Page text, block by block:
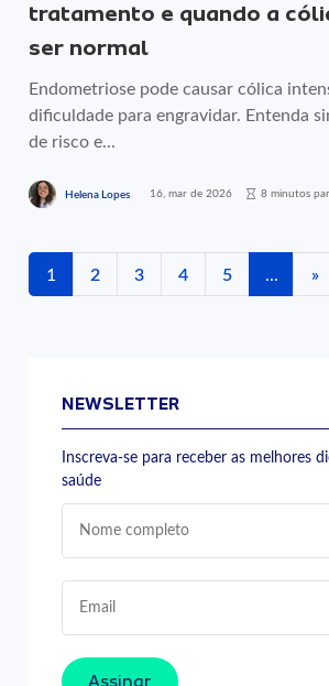
tratamento e quando a
ser normal
Endometriose pode causar cólica
dificuldade para engravidar. Entenda
de risco e...
Helena Lopes 16, mar de 2026 8 minutos
1 2 3 4 5 ... »
NEWSLETTER
Inscreva-se para receber as melhores
saúde
Assinar